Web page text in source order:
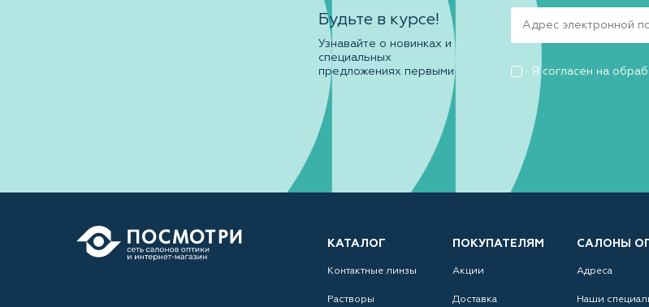
Будьте в курсе!
Узнавайте о новинках и
специальных
предложениях первыми
Я согласен на
КАТАЛОГ
Контактные линзы
Растворы
ПОКУПАТЕЛЯМ
Акции
Доставка
САЛОНЫ
Адреса
Наши